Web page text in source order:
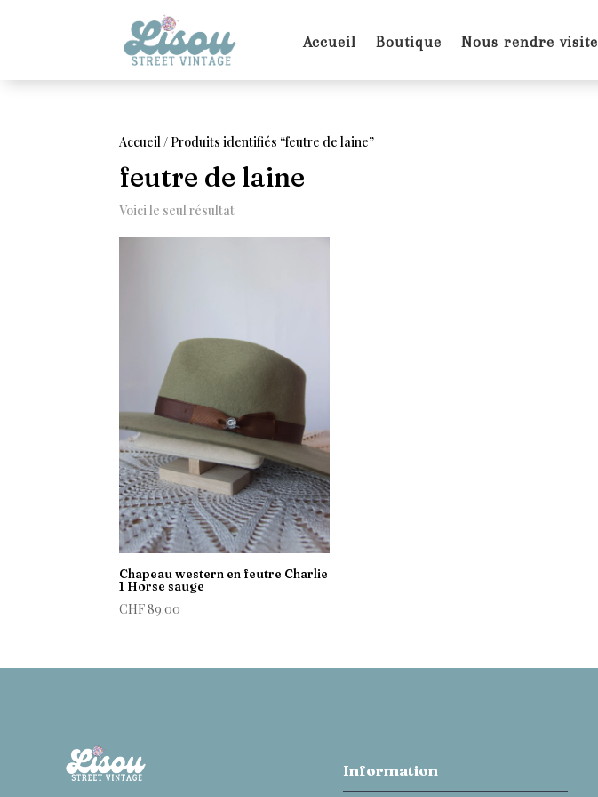
Accueil Boutique Nous rendre visite
Accueil/ Produits identifiés “feutre de laine”
feutre de laine
Voici le seul résultat
Chapeau western en feutre Charlie
1 Horse sauge
CHF89.00
Information